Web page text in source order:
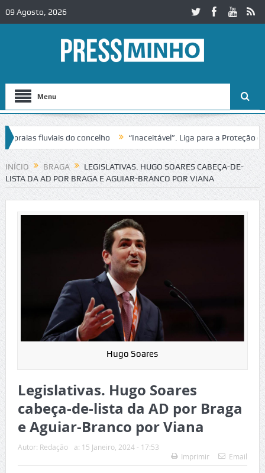
09 Agosto, 2026
Menu
fluviais do concelho “Inaceitável”. Liga para a Proteção da
trânsito no IC2 em Alcobaça Igreja do Castelo de Cerveira
INÍCIO BRAGA
LEGISLATIVAS. HUGO SOARES CABEÇA-DE-
LISTA DA AD POR BRAGA E AGUIAR-BRANCO POR VIANA
Hugo Soares
Legislativas. Hugo Soares
cabeça-de-lista da AD por Braga
e Aguiar-Branco por Viana
Autor: Redação a: 15 Janeiro, 2024 - 17:53
Imprimir
Email